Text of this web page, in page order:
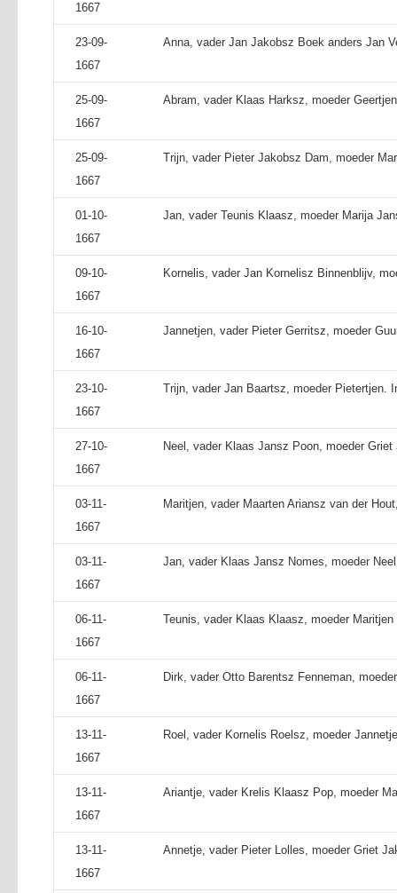
1667
23-09-
1667
Anna, vader Jan Jakobsz Boek anders Jan
25-09-
1667
Abram, vader Klaas Harksz, moeder
25-09-
1667
Trijn, vader Pieter Jakobsz Dam, moeder
01-10-
1667
Jan, vader Teunis Klaasz, moeder Marija
09-10-
1667
Kornelis, vader Jan Kornelisz Binnenblijv,
16-10-
1667
Jannetjen, vader Pieter Gerritsz, moeder
23-10-
1667
Trijn, vader Jan Baartsz, moeder Pietertjen.
27-10-
1667
Neel, vader Klaas Jansz Poon, moeder Griet
03-11-
1667
Maritjen, vader Maarten Ariansz van der
03-11-
1667
Jan, vader Klaas Jansz Nomes, moeder
06-11-
1667
Teunis, vader Klaas Klaasz, moeder
06-11-
1667
Dirk, vader Otto Barentsz Fenneman,
13-11-
1667
Roel, vader Kornelis Roelsz, moeder
13-11-
1667
Ariantje, vader Krelis Klaasz Pop, moeder
13-11-
1667
Annetje, vader Pieter Lolles, moeder Griet